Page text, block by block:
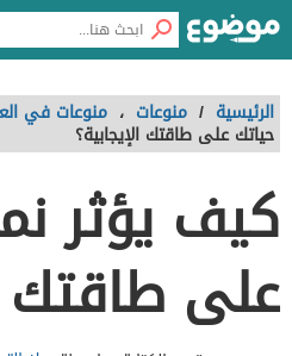
الرئيسية / منوعات ، منوعات في
حياتك على طاقتك الإيجابية؟
كيف يؤثر
على طاقتك